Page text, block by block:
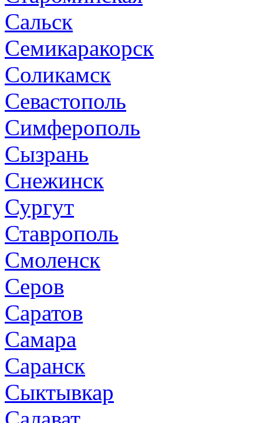
Сальск
Семикаракорск
Соликамск
Севастополь
Симферополь
Сызрань
Снежинск
Сургут
Ставрополь
Смоленск
Серов
Саратов
Самара
Саранск
Сыктывкар